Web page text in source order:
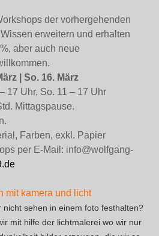
der vorhergehenden
erweitern und erhalten
aber auch neue
| So. 16. März
17 Uhr, So. 11 – 17 Uhr
Mittagspause.
Farben, exkl. Papier
per E-Mail: info@wolfgang-
mit kamera und licht
nicht sehen in einem foto festhalten?
mit hilfe der lichtmalerei wo wir nur